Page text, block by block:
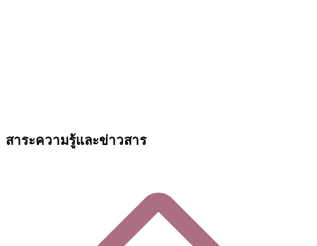
สาระความรู้และข่าวสาร